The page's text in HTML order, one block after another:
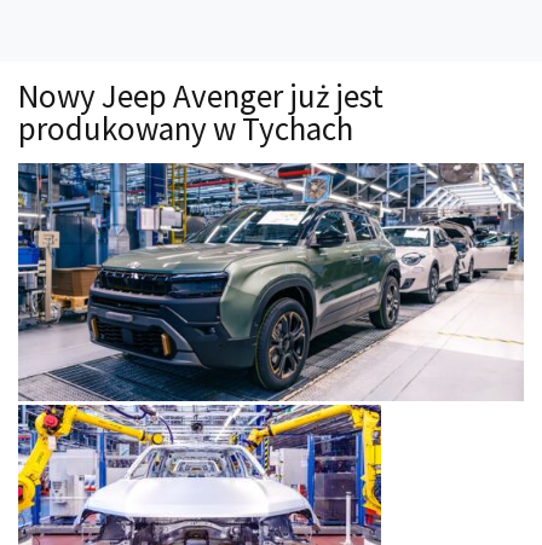
Technika jazdy
Oświetlenie
Kalkulatory
Przelicznik mocy
Auto z niemiec
Galerie
Nowy Jeep Avenger już jest
produkowany w Tychach